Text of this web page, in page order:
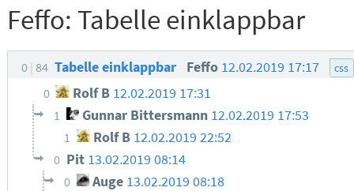
Feffo: Tabelle einklappbar
0 84 Tabelle einklappbar Feffo 12.02.2019 17:17 css
0 Rolf B 12.02.2019 17:31
1 Gunnar Bittersmann 12.02.2019 17:53
1 Rolf B 12.02.2019 22:52
0 Pit 13.02.2019 08:14
0 Auge 13.02.2019 08:18